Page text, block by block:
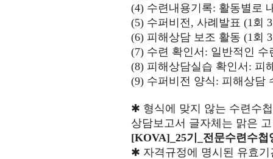
(4) 수련내용기록: 활동별로
(5) 수퍼비전, 사례발표 (1회 3
(6) 피해상담 보조 활동 (1회 3
(7) 수련 확인서 : 일반적인 수
(8) 피해상담실습 확인서 : 피
(9) 수퍼비전 양식: 피해상담
✱ 형식에 맞지 않는 수련수첩
상담보고서 글자체는 맑은
[KOVA]_25기
전문수련수첩
✱ 자격규정에 명시된 유효